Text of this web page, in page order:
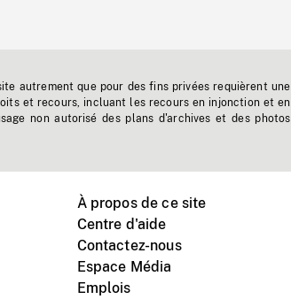
autrement que pour des fins privées requièrent une
et recours, incluant les recours en injonction et en
non autorisé des plans d'archives et des photos
À propos de ce site
Centre d'aide
Contactez-nous
Espace Média
Emplois